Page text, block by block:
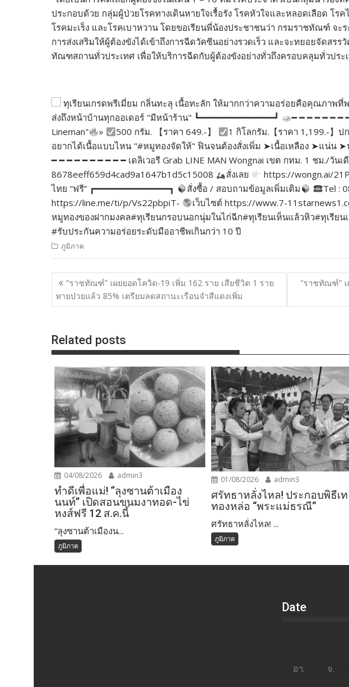
ประกอบด้วย กลุ่มผู้ป่วยโรคทางเดินหายใจเรื้อรัง โรคหัวใจและหลอดเลือด โร
โรคมะเร็ง และโรคเบาหวาน โดยขอเรียนพี่น้องประชาชนว่า กรมราชทัณฑ์ จะ
การส่งเสริมให้ผู้ต้องขังได้เข้าถึงการฉีดวัคซีนอย่างรวดเร็ว และจะทยอยจัดสร
ทัณฑสถานทั่วประเทศ เพื่อให้บริการฉีดกับผู้ต้องขังอย่างทั่วถึงครอบคลุมทั่วปร
ทุเรียนเกรดพรีเมี่ยม กลิ่นทะลุ เนื้อทะลัก ให้มากกว่าความอร่อยคือคุณภาพ
ส่งถึงหน้าบ้านทุกออเดอร์ "มีหน้าร้าน" ┗━━━━━━━━━━━━━━┛
━ ━ ━ ━ ━ ━ ━
Lineman"
» 500 กรัม. 【ราคา 649.-】 1 กิโลกรัม.【ราคา 1,199.-】ป
อยากได้เนื้อแบบไหน "#หมูทองจัดให้" ฟินจนต้องสั่งเพิ่ม ➤เนื้อเหลือง ➤แน่น
━ ━ ━ ━ ━ ━ ━ ━ ━ ━ เดลิเวอรี Grab LINE MAN Wongnai เขต กทม. 1 ชม./วันเ
8678eeff659d4cad9a1647b1d5c15008
สั่งเลย https://wongn.ai/
ไทย “ฟรี” ┏━━━━━━━━━━━━━━┓
สั่งซื้อ / สอบถามข้อมูลเพิ่มเติม Tel :
https://line.me/ti/p/Vs22pbpiT-
เว็บไซต์ https://www.7-
หมูทองของฝากมงคล#ทุเรียนกรอบนอกนุ่มในไก่ฉีก#ทุเรียนเห็นแล้วหิว#ทุเรีย
#รับประกันความอร่อยระดับมืออาชีพเกินกว่า 10 ปี
ภูมิภาค
แนะแนว
เรื่อง
“ราชทัณฑ์” เผยยอดโควิด-19 เพิ่ม 162 ราย เสียชีวิต 1 ราย
หายป่วยแล้ว 85% เตรียมลดสถานะเรือนจำสีแดงเพิ่ม
“ราชทัณฑ์”
Related posts
04/08/2026 admin3
ทำดีเพื่อแม่! “ลุงซานต้าเมือง
นนท์” เปิดสอนขนมงาทอด-ไข่
หงส์ฟรี 12 ส.ค.นี้
“ลุงซานต้าเมืองน...
ภูมิภาค
01/08/2026 admin3
ศรัทธาหลั่งไหล! ประกอบพิธีเท
ทองหล่อ “พระแม่ธรณี”
ศรัทธาหลั่งไหล! ...
ภูมิภาค
Date
อา. จ.